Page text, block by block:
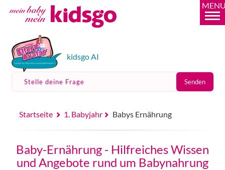
kidsgo AI
Stelle deine Frage Senden
Startseite 1. Babyjahr Babys Ernährung
Baby-Ernährung - Hilfreiches Wissen
und Angebote rund um Babynahrung